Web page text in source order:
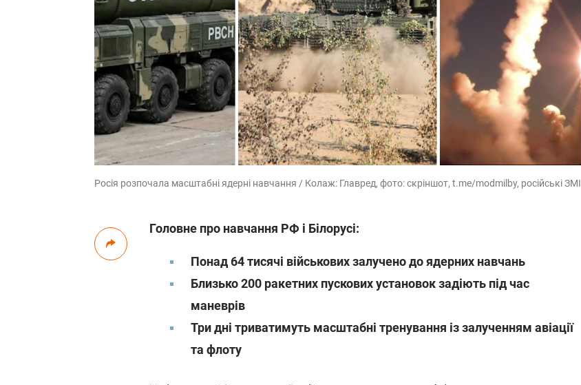
Росія розпочала масштабні ядерні навчання / Колаж: Главред, фото: скріншот, t.me/modmilby, російські ЗМІ ​
Головне про навчання РФ і Білорусі:
Понад 64 тисячі військових залучено до ядерних навчань
Близько 200 ракетних пускових установок задіють під час
маневрів
Три дні триватимуть масштабні тренування із залученням авіації
та флоту